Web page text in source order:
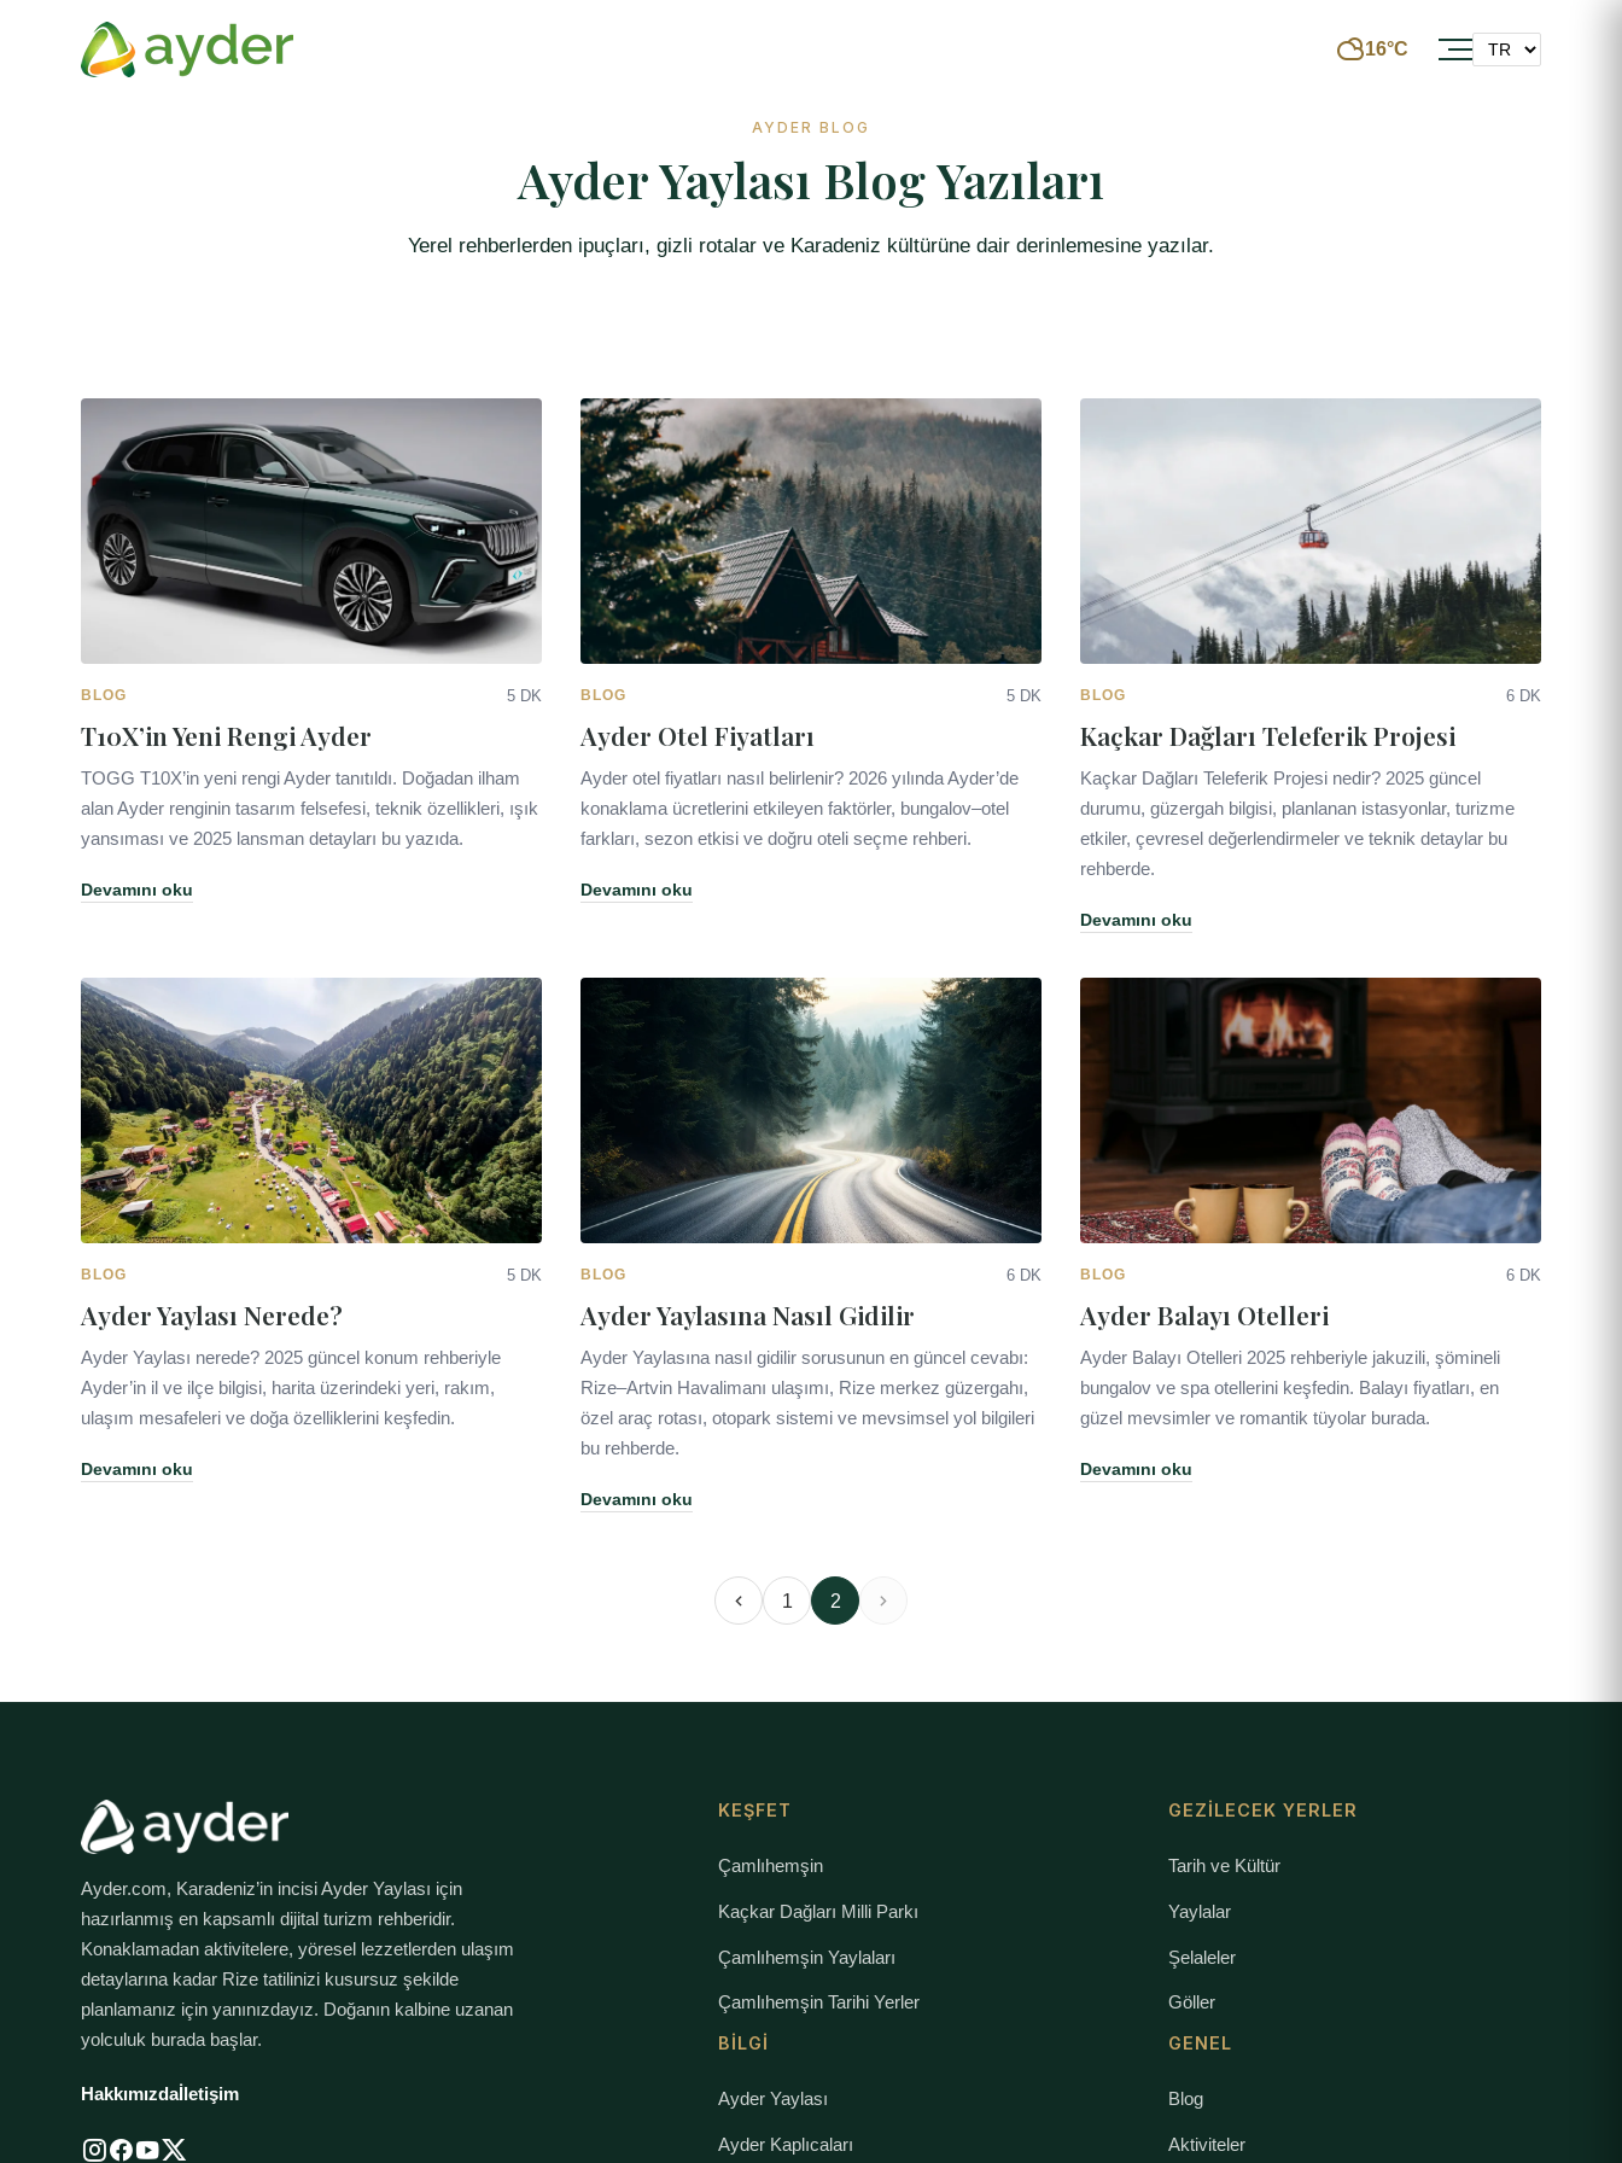
16°C
AYDER BLOG
Ayder Yaylası Blog Yazıları
Yerel rehberlerden ipuçları, gizli rotalar ve Karadeniz kültürüne dair derinlemesine yazılar.
BLOG 5 DK
T10X’in Yeni Rengi Ayder
TOGG T10X’in yeni rengi Ayder tanıtıldı. Doğadan ilham
alan Ayder renginin tasarım felsefesi, teknik özellikleri, ışık
yansıması ve 2025 lansman detayları bu yazıda.
Devamını oku
BLOG 5 DK
Ayder Otel Fiyatları
Ayder otel fiyatları nasıl belirlenir? 2026 yılında Ayder’de
konaklama ücretlerini etkileyen faktörler, bungalov–otel
farkları, sezon etkisi ve doğru oteli seçme rehberi.
Devamını oku
BLOG 6 DK
Kaçkar Dağları Teleferik Projesi
Kaçkar Dağları Teleferik Projesi nedir? 2025 güncel
durumu, güzergah bilgisi, planlanan istasyonlar, turizme
etkiler, çevresel değerlendirmeler ve teknik detaylar bu
rehberde.
Devamını oku
BLOG 5 DK
Ayder Yaylası Nerede?
Ayder Yaylası nerede? 2025 güncel konum rehberiyle
Ayder’in il ve ilçe bilgisi, harita üzerindeki yeri, rakım,
ulaşım mesafeleri ve doğa özelliklerini keşfedin.
Devamını oku
BLOG 6 DK
Ayder Yaylasına Nasıl Gidilir
Ayder Yaylasına nasıl gidilir sorusunun en güncel cevabı:
Rize–Artvin Havalimanı ulaşımı, Rize merkez güzergahı,
özel araç rotası, otopark sistemi ve mevsimsel yol bilgileri
bu rehberde.
Devamını oku
BLOG 6 DK
Ayder Balayı Otelleri
Ayder Balayı Otelleri 2025 rehberiyle jakuzili, şömineli
bungalov ve spa otellerini keşfedin. Balayı fiyatları, en
güzel mevsimler ve romantik tüyolar burada.
Devamını oku
1 2
Ayder.com, Karadeniz’in incisi Ayder Yaylası için
hazırlanmış en kapsamlı dijital turizm rehberidir.
Konaklamadan aktivitelere, yöresel lezzetlerden ulaşım
detaylarına kadar Rize tatilinizi kusursuz şekilde
planlamanız için yanınızdayız. Doğanın kalbine uzanan
yolculuk burada başlar.
Hakkımızdaİletişim
KEŞFET
Çamlıhemşin
Kaçkar Dağları Milli Parkı
Çamlıhemşin Yaylaları
Çamlıhemşin Tarihi Yerler
BILGI
Ayder Yaylası
Ayder Kaplıcaları
GEZILECEK YERLER
Tarih ve Kültür
Yaylalar
Şelaleler
Göller
GENEL
Blog
Aktiviteler